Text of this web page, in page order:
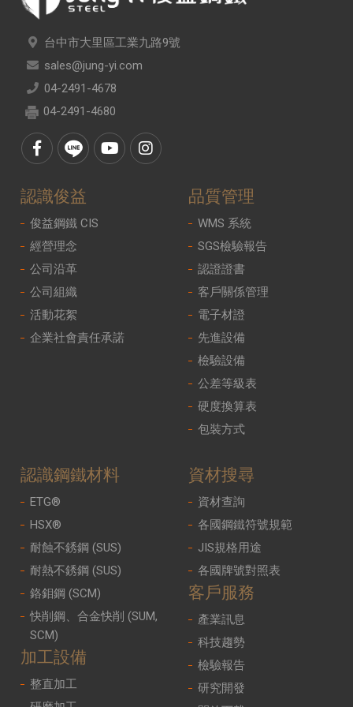
台中市大里區工業九路9號
sales@jung-yi.com
04-2491-4678
04-2491-4680
認識俊益
俊益鋼鐵 CIS
經營理念
公司沿革
公司組織
活動花絮
企業社會責任承諾
品質管理
WMS 系統
SGS檢驗報告
認證證書
客戶關係管理
電子材證
先進設備
檢驗設備
公差等級表
硬度換算表
包裝方式
認識鋼鐵材料
ETG®
HSX®
耐蝕不銹鋼 (SUS)
耐熱不銹鋼 (SUS)
鉻鉬鋼 (SCM)
快削鋼、合金快削 (SUM,
SCM)
加工設備
整直加工
資材搜尋
資材查詢
各國鋼鐵符號規範
JIS規格用途
各國牌號對照表
客戶服務
產業訊息
科技趨勢
檢驗報告
研究開發